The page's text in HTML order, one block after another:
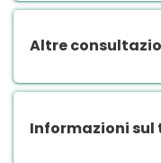
Altre
Informazioni